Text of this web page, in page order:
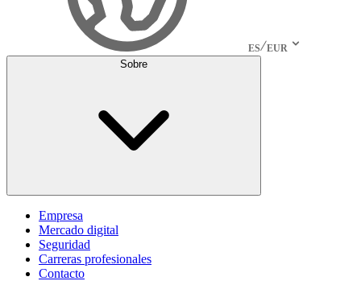
ES EUR
Sobre
Empresa
Mercado digital
Seguridad
Carreras profesionales
Contacto